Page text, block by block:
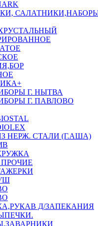
Г. НЫТВА
Г. ПАВЛОВО
НЕРЖ. СТАЛИ (Г.АША)
Д/ЗАПЕКАНИЯ